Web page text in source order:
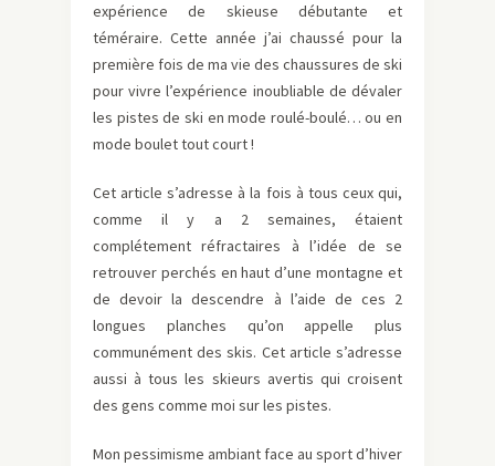
expérience de skieuse débutante et
téméraire. Cette année j’ai chaussé pour la
première fois de ma vie des chaussures de ski
pour vivre l’expérience inoubliable de dévaler
les pistes de ski en mode roulé-boulé… ou en
mode boulet tout court !
Cet article s’adresse à la fois à tous ceux qui,
comme il y a 2 semaines, étaient
complétement réfractaires à l’idée de se
retrouver perchés en haut d’une montagne et
de devoir la descendre à l’aide de ces 2
longues planches qu’on appelle plus
communément des skis. Cet article s’adresse
aussi à tous les skieurs avertis qui croisent
des gens comme moi sur les pistes.
Mon pessimisme ambiant face au sport d’hiver